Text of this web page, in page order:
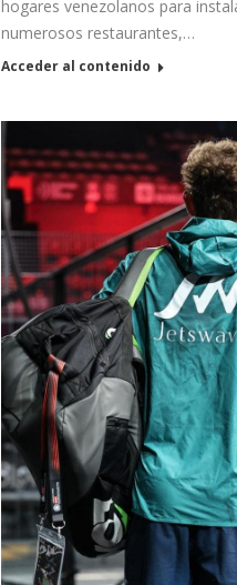
hogares venezolanos para
numerosos restaurantes,…
Acceder al contenido